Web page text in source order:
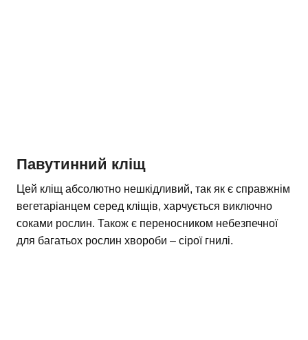
Павутинний кліщ
Цей кліщ абсолютно нешкідливий, так як є справжнім
вегетаріанцем серед кліщів, харчується виключно
соками рослин. Також є переносником небезпечної
для багатьох рослин хвороби – сірої гнилі.